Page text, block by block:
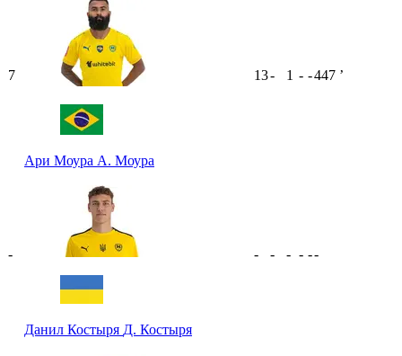
7
Ари Моура А. Моура
13- 1 - -447 ʼ
-
Данил Костыря Д. Костыря
- - - - --